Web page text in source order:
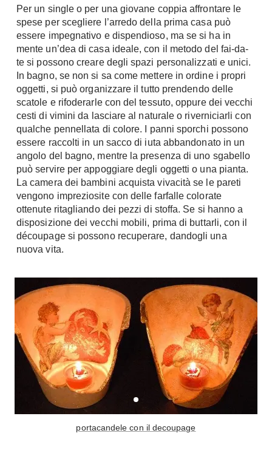
Pareti Attrezzate
Porta Tv
Contatti
Divani
Divani moderni
Divani classici
Poltrone
Poltroncine
Divanoletto
Chaise Longue
Divani Angolo
Divani in Pelle
Tavoli
Tavolini
Tappeti
Oggettistica
Complementi arredo
Notte
Camere Matrimoniali
Letti
Chiller
Pompe di calore
Ecologia
Geotermia
Case in Legno
Case Prefabbricate
Fotovoltaico
Riciclo
Energie Rinnovabili
Bioedilizia
Teleriscaldamento
Cura della casa
Stiro
Aspirapolvere
Lavapavimenti
Progetti
Ristrutturazione
Progetto
Norme
Per un single o per una giovane coppia affrontare le
spese per scegliere l’arredo della prima casa può
essere impegnativo e dispendioso, ma se si ha in
mente un’dea di casa ideale, con il metodo del fai-da-
te si possono creare degli spazi personalizzati e unici.
In bagno, se non si sa come mettere in ordine i propri
oggetti, si può organizzare il tutto prendendo delle
scatole e rifoderarle con del tessuto, oppure dei vecchi
cesti di vimini da lasciare al naturale o riverniciarli con
qualche pennellata di colore. I panni sporchi possono
essere raccolti in un sacco di iuta abbandonato in un
angolo del bagno, mentre la presenza di uno sgabello
può servire per appoggiare degli oggetti o una pianta.
La camera dei bambini acquista vivacità se le pareti
vengono impreziosite con delle farfalle colorate
ottenute ritagliando dei pezzi di stoffa. Se si hanno a
disposizione dei vecchi mobili, prima di buttarli, con il
découpage si possono recuperare, dandogli una
nuova vita.
portacandele con il decoupage